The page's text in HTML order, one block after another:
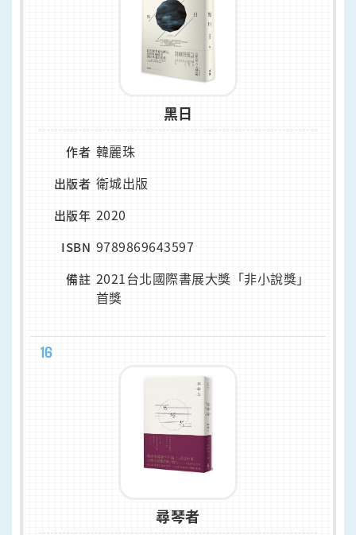
黑日
作者 韓麗珠
出版者 衛城出版
出版年 2020
ISBN 9789869643597
備註 2021台北國際書展大獎「非小說獎」
首獎
16
尋琴者